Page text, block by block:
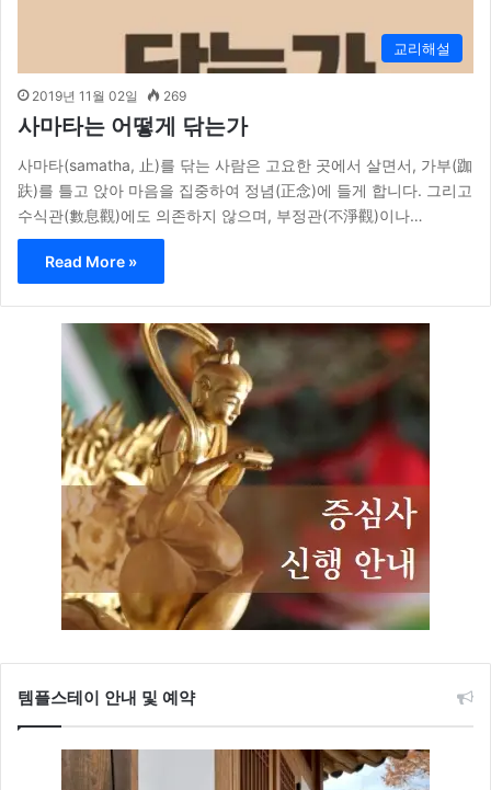
교리해설
2019년 11월 02일 269
사마타는 어떻게 닦는가
사마타(samatha, 止)를 닦는 사람은 고요한 곳에서 살면서, 가부(跏
趺)를 틀고 앉아 마음을 집중하여 정념(正念)에 들게 합니다. 그리고
수식관(數息觀)에도 의존하지 않으며, 부정관(不淨觀)이나…
Read More »
템플스테이 안내 및 예약